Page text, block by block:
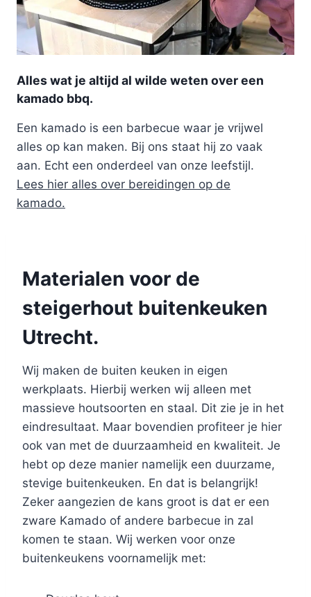
Alles wat je altijd al wilde weten over een
kamado bbq.
Een kamado is een barbecue waar je vrijwel
alles op kan maken. Bij ons staat hij zo vaak
aan. Echt een onderdeel van onze leefstijl.
Lees hier alles over bereidingen op de
kamado.
Materialen voor de
steigerhout buitenkeuken
Utrecht.
Wij maken de buiten keuken in eigen
werkplaats. Hierbij werken wij alleen met
massieve houtsoorten en staal. Dit zie je in het
eindresultaat. Maar bovendien profiteer je hier
ook van met de duurzaamheid en kwaliteit. Je
hebt op deze manier namelijk een duurzame,
stevige buitenkeuken. En dat is belangrijk!
Zeker aangezien de kans groot is dat er een
zware Kamado of andere barbecue in zal
komen te staan. Wij werken voor onze
buitenkeukens voornamelijk met: